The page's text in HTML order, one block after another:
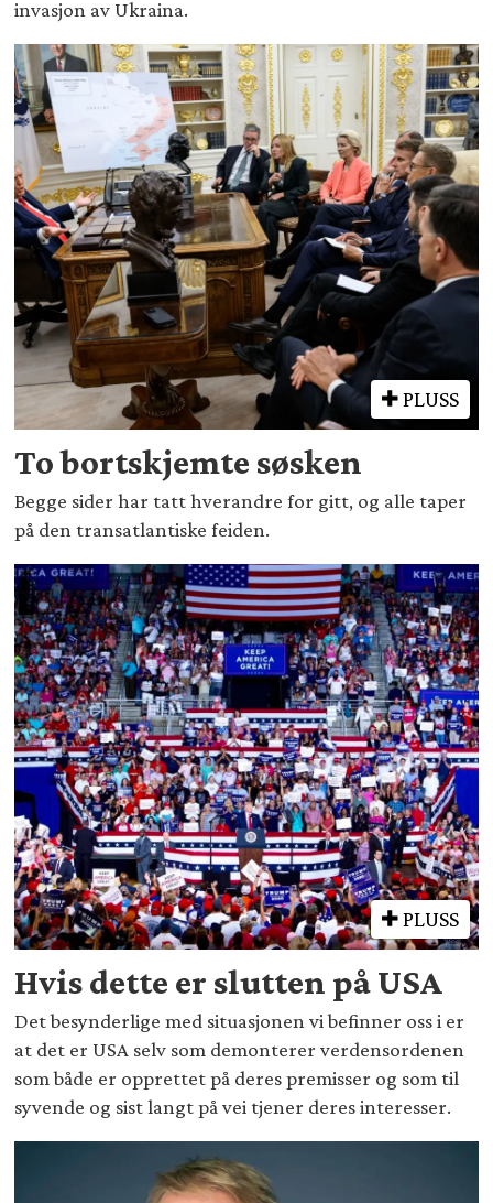
invasjon av Ukraina.
PLUSS
To bortskjemte søsken
Begge sider har tatt hverandre for gitt, og alle taper
på den transatlantiske feiden.
PLUSS
Hvis dette er slutten på USA
Det besynderlige med situasjonen vi befinner oss i er
at det er USA selv som demonterer verdensordenen
som både er opprettet på deres premisser og som til
syvende og sist langt på vei tjener deres interesser.